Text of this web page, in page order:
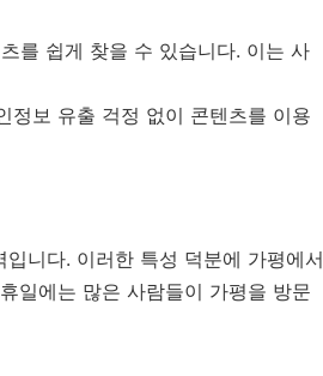
를 쉽게 찾을 수 있습니다. 이는 사
정보 유출 걱정 없이 콘텐츠를 이용
니다. 이러한 특성 덕분에 가평에서
일에는 많은 사람들이 가평을 방문